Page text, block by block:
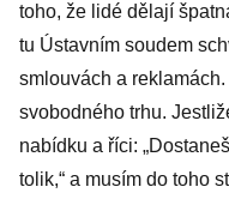
toho, že lidé dělají
tu Ústavním soudem
smlouvách a
svobodného trhu.
nabídku a říci:
tolik,“ a musím do toho